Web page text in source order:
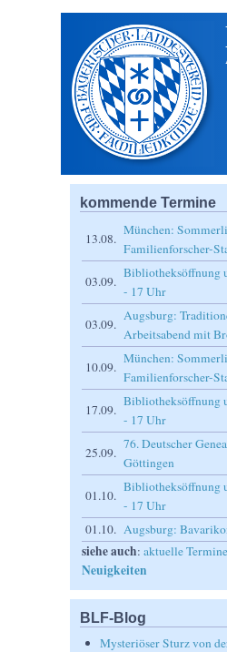
kommende Termine
13.08.
München:
Familienforscher-
03.09.
Bibliotheksöffnung
- 17 Uhr
03.09.
Augsburg:
Arbeitsabend mit
10.09.
München:
Familienforscher-
17.09.
Bibliotheksöffnung
- 17 Uhr
25.09.
76. Deutscher
Göttingen
01.10.
Bibliotheksöffnung
- 17 Uhr
01.10. Augsburg:
siehe auch:aktuelle Termine
Neuigkeiten
BLF-Blog
Mysteriöser Sturz von